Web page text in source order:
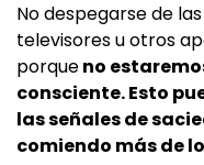
No despegarse de
televisores u otros
porqueno
consciente. Esto
las señales de
comiendo más de